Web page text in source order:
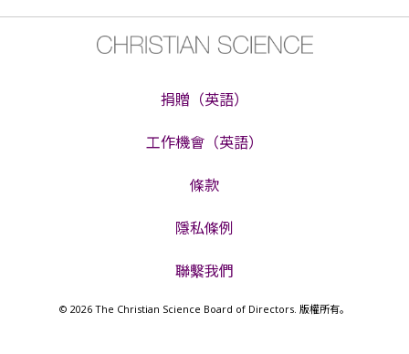
捐贈（英語）
工作機會（英語）
條款
隱私條例
聯繫我們
© 2026 The Christian Science Board of Directors. 版權所有。